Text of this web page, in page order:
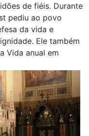
de fiéis. Durante
pediu ao povo
da vida e
Ele também
Vida anual em